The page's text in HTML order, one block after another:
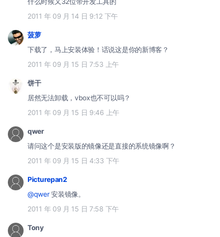
2011 年 09 月 14 日 9:12 下午
菠萝
下载了，马上安装体验！话说这是你的新博客？
2011 年 09 月 15 日 7:53 上午
饼干
居然无法卸载，vbox也不可以吗？
2011 年 09 月 15 日 9:46 上午
qwer
请问这个是安装版的镜像还是直接的系统镜像啊？
2011 年 09 月 15 日 4:33 下午
Picturepan2
@qwer安装镜像。
2011 年 09 月 15 日 7:58 下午
Tony